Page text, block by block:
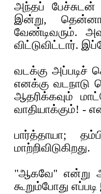
அந்தப்
இன்று,
வேண்டிவரும்.
விட்டுவிட்டார்.
வடக்கு அப்படிச்
எனக்கு வடநாடு
ஆதரிக்கவும்
வாதியாக்கும்! -
பார்த்தாயா;
மாற்றிவிடுகிறது.
"ஆகவே'' என்று
கூறும்போது